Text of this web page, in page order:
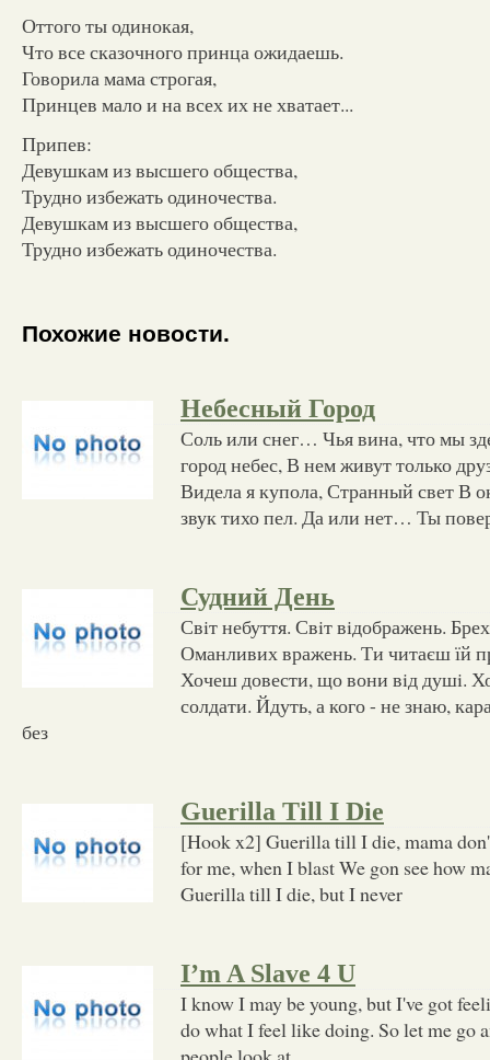
Оттого ты одинокая,
Что все сказочного принца ожидаешь.
Говорила мама строгая,
Принцев мало и на всех их не хватает...
Припев:
Девушкам из высшего общества,
Трудно избежать одиночества.
Девушкам из высшего общества,
Трудно избежать одиночества.
Похожие новости.
Небесный Город
Соль или снег… Чья вина, что мы
город небес, В нем живут только
Видела я купола, Странный свет В
звук тихо пел. Да или нет… Ты
Судний День
Свiт небуття. Свiт вiдображень.
Оманливих вражень. Ти читаєш їй
Хочеш довести, що вони вiд душi.
солдати. Йдуть, а кого - не знаю,
без
Guerilla Till I Die
[Hook x2] Guerilla till I die, mama
for me, when I blast We gon see how
Guerilla till I die, but I never
I’m A Slave 4 U
I know I may be young, but I've got
do what I feel like doing. So let me go